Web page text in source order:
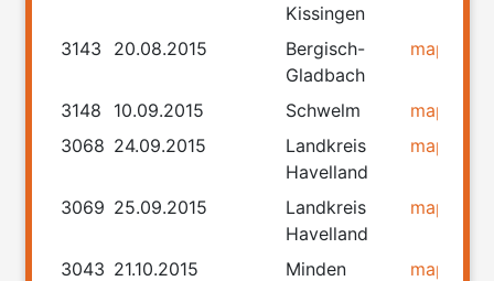
Kissingen
3143 20.08.2015
Bergisch-
Gladbach
map
3148 10.09.2015 Schwelm map
3068 24.09.2015
Landkreis
Havelland
map
3069 25.09.2015
Landkreis
Havelland
map
3043 21.10.2015 Minden map